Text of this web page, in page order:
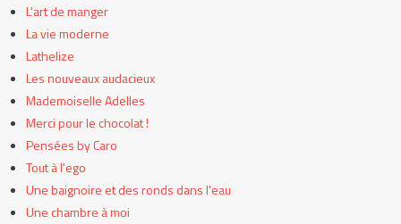
L'art de manger
La vie moderne
Lathelize
Les nouveaux audacieux
Mademoiselle Adelles
Merci pour le chocolat !
Pensées by Caro
Tout à l'ego
Une baignoire et des ronds dans l'eau
Une chambre à moi